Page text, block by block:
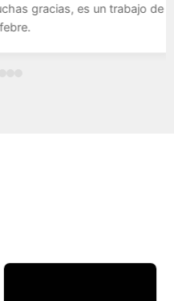
gracias, es un trabajo de